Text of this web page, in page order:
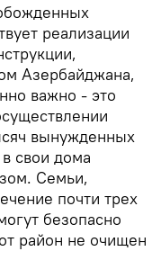
реализации
Азербайджана,
важно - это
вынужденных
свои дома
Семьи,
почти трех
безопасно
район не очищен